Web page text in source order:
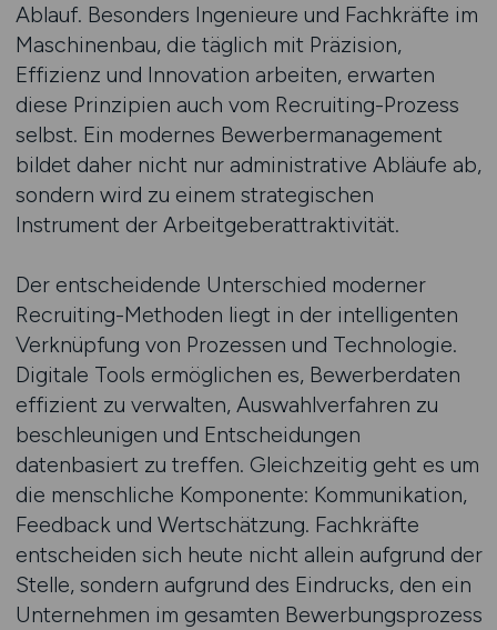
Ablauf. Besonders Ingenieure und Fachkräfte im
Maschinenbau, die täglich mit Präzision,
Effizienz und Innovation arbeiten, erwarten
diese Prinzipien auch vom Recruiting-Prozess
selbst. Ein modernes Bewerbermanagement
bildet daher nicht nur administrative Abläufe ab,
sondern wird zu einem strategischen
Instrument der Arbeitgeberattraktivität.
Der entscheidende Unterschied moderner
Recruiting-Methoden liegt in der intelligenten
Verknüpfung von Prozessen und Technologie.
Digitale Tools ermöglichen es, Bewerberdaten
effizient zu verwalten, Auswahlverfahren zu
beschleunigen und Entscheidungen
datenbasiert zu treffen. Gleichzeitig geht es um
die menschliche Komponente: Kommunikation,
Feedback und Wertschätzung. Fachkräfte
entscheiden sich heute nicht allein aufgrund der
Stelle, sondern aufgrund des Eindrucks, den ein
Unternehmen im gesamten Bewerbungsprozess